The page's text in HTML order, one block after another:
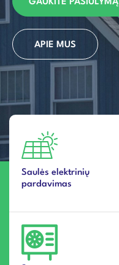
GAUKITE PASIŪLYMĄ
APIE MUS
Saulės elektrinių
pardavimas